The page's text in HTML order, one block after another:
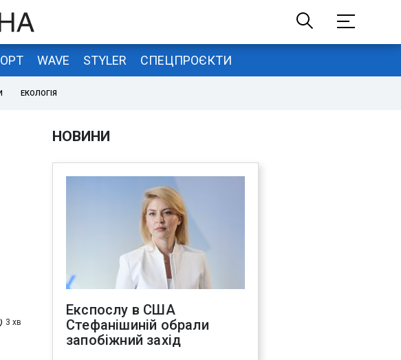
WAVE STYLER СПЕЦПРОЄКТИ
ЕКОЛОГІЯ
3 хв
НОВИНИ
Експослу в США
Стефанішиній обрали
запобіжний захід